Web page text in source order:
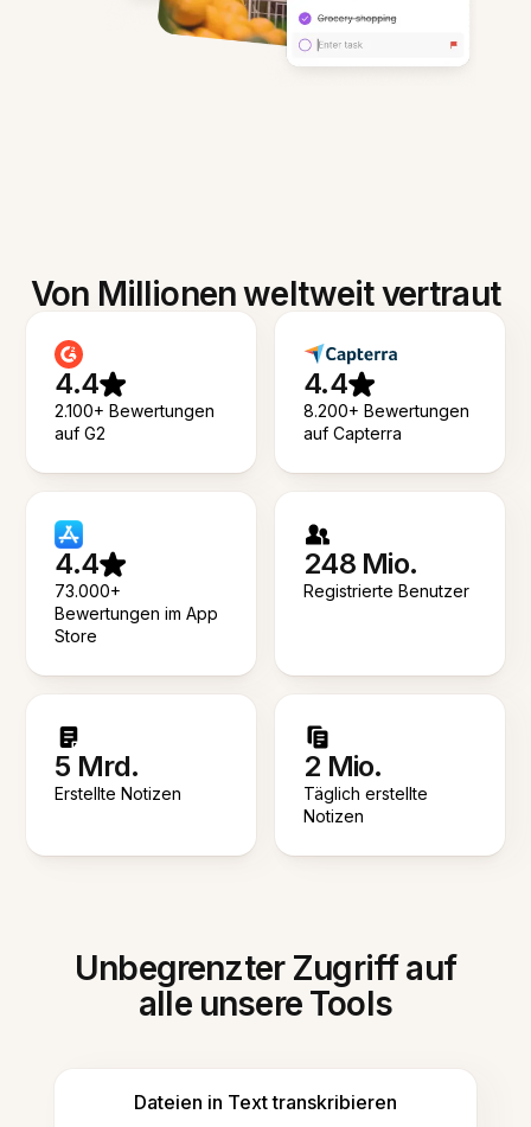
Von Millionen weltweit vertraut
4.4
2.100+ Bewertungen
auf G2
4.4
8.200+ Bewertungen
auf Capterra
4.4
73.000+
Bewertungen im App
Store
248 Mio.
Registrierte Benutzer
5 Mrd.
Erstellte Notizen
2 Mio.
Täglich erstellte
Notizen
Unbegrenzter Zugriff auf
alle unsere Tools
Dateien in Text transkribieren